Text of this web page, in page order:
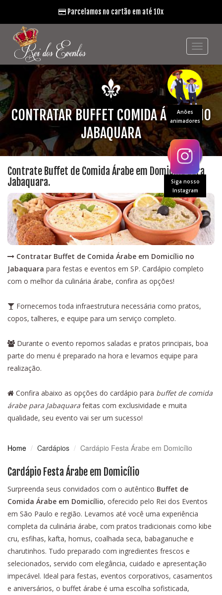
Anões
animadores
Siga nosso
Instagram
Parcelamos no cartão em até 10x
CONTRATAR BUFFET COMIDA ÁRABE NO
JABAQUARA
Contrate Buffet de Comida Árabe em Domicílio para
Jabaquara.
Contratar Buffet de Comida Árabe em Domicílio no
Jabaquara para festas e eventos em SP. Cardápio completo
com o melhor da culinária árabe, confira as opções!
Fornecemos toda infraestrutura necessária como pratos,
copos, talheres, e equipe para um serviço completo.
Durante o evento repomos saladas e pratos principais, boa
parte do menu é preparado na hora e levamos equipe para
realização.
Confira abaixo as opções do cardápio para buffet de comida
árabe para Jabaquara feitas com exclusividade e muita
qualidade, seu evento vai ser um sucesso!
Home Cardápios Cardápio Festa Árabe em Domicílio
Cardápio Festa Árabe em Domicílio
Surpreenda seus convidados com o autêntico Buffet de
Comida Árabe em Domicílio, oferecido pelo Rei dos Eventos
em São Paulo e região. Levamos até você uma experiência
completa da culinária árabe, com pratos tradicionais como kibe
cru, esfihas, kafta, homus, coalhada seca, babaganuche e
charutinhos. Tudo preparado com ingredientes frescos e
selecionados, servido com elegância, cuidado e apresentação
impecável. Ideal para festas, eventos corporativos, casamentos
e aniversários, o buffet árabe é uma escolha sofisticada,